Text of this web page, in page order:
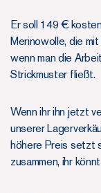
Er soll 149 €
Merinowolle, die
wenn man die
Strickmuster fließt.
Wenn ihr ihn jetzt
unserer
höhere Preis setzt
zusammen, ihr